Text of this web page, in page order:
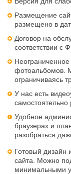
Размещение
размещено в
Договор на
соответствии с
Неограниченное
фотоальбомов.
ограничиваясь
У нас есть
самостоятельно
Удобное
браузерах и
разобраться
Готовый дизайн
сайта. Можно
минимальными